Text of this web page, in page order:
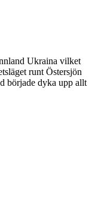
Ukraina vilket
runt Östersjön
började dyka upp allt